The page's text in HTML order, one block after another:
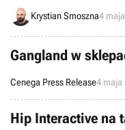
testy gry EverQuest II.
zakończy się wyłonieniem
Krystian Smoszna4
Gangland w
Cenega Press Release4 maja
Hip Interactive na